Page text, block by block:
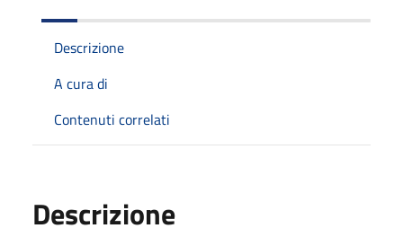
Descrizione
A cura di
Contenuti correlati
Descrizione